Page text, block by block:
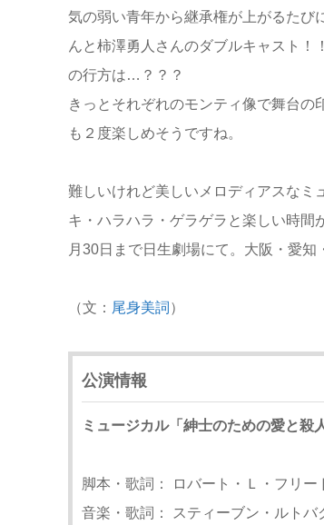
気の弱い青年から継承権が上がるたび
んと柿澤勇人さんのダブルキャスト
の行方は…？？？
きっとそれぞれのモンティ像で舞台の
も２度楽しめそうですね。
難しいけれど美しいメロディアスなミ
キ・ハラハラ・ゲラゲラと楽しい時間
月30日まで日生劇場にて。大阪・愛知
（文： 尾身美詞 ）
公演情報
ミュージカル「紳士のための愛と殺
脚本・歌詞： ロバート・Ｌ・フリー
音楽・歌詞： スティーブン・ルトバ